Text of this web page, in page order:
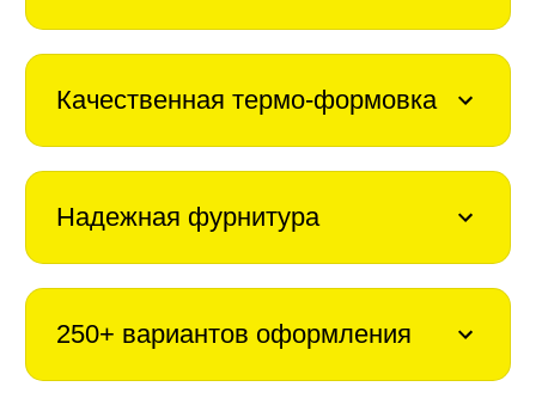
Качественная термо-формовка
Надежная фурнитура
250+ вариантов оформления